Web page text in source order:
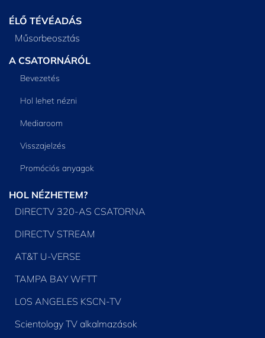
ÉLŐ TÉVÉADÁS
Műsorbeosztás
A CSATORNÁRÓL
Bevezetés
Hol lehet nézni
Mediaroom
Visszajelzés
Promóciós anyagok
HOL NÉZHETEM?
DIRECTV 320-AS CSATORNA
DIRECTV STREAM
AT&T U-VERSE
TAMPA BAY WFTT
LOS ANGELES KSCN-TV
Scientology TV alkalmazások